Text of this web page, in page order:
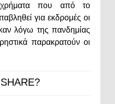
που από το
για εκδρομές οι
λόγω της πανδημίας
παρακρατούν οι